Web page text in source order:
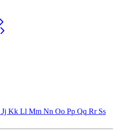
Jj Kk Ll Mm Nn Oo Pp Qq Rr Ss